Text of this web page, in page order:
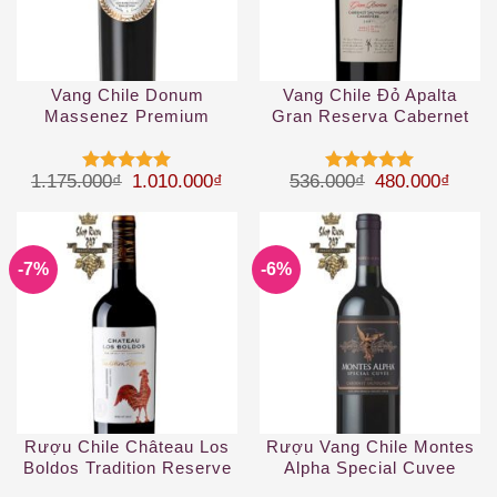
Vang Chile Donum
Massenez Premium
Được xếp
sao
1.175.000₫ Giá gốc là: 1.175.000₫.
1.010.000₫ Giá hiện tại là: 1.010.000₫.
Vang Chile Đỏ Apalta
Gran Reserva Cabernet
Được xếp
sao
536.000₫ Giá gốc là:
480.000₫
-7%
Rượu Chile Château Los
Boldos Tradition Reserve
-6%
Rượu Vang Chile Montes
Alpha Special Cuvee